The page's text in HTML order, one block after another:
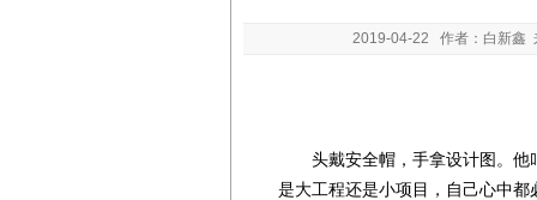
2019-04-22 作者：白新鑫
头戴安全帽，手拿设计图。他
是大工程还是小项目，自己心中都